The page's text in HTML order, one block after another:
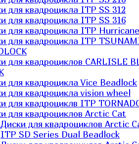
для квадроцикла ITP SS 312
для квадроцикла ITP SS 316
для квадроцикла ITP Hurricane
для квадроцикла ITP
для квадроциклов CARLISLE
для квадроцикла Vice Beadlock
для квадроцикла vision wheel
для квадроциклв ITP
для квадроциклов Arctic Cat
Диски для квадроциклов Arctic
ITP SD Series Dual Beadlock